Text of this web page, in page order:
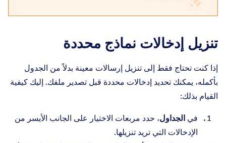
تنزيل إدخالات نماذج محددة
إذا كنت تحتاج فقط إلى تنزيل إرسالات معينة بدلاً من الجدول
بأكمله، يمكنك تحديد إدخالات محددة قبل تصدير ملفك. إليك كيفية
القيام بذلك:
في الجداول، حدد مربعات الاختيار على الجانب الأيسر من
الإدخالات التي تريد تنزيلها.